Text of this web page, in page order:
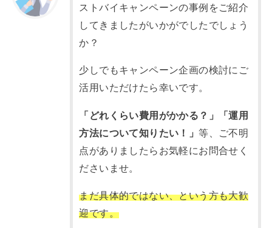
ストバイキャンペーンの事例をご紹介
してきましたがいかがでしたでしょう
か？
少しでもキャンペーン企画の検討にご
活用いただけたら幸いです。
「どれくらい費用がかかる？」「運用
方法について知りたい！」等、ご不明
点がありましたらお気軽にお問合せく
ださいませ。
まだ具体的ではない、という方も大歓
迎です。